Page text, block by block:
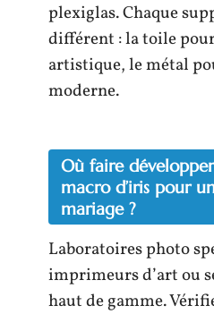
plexiglas. Chaque
différent : la toile
artistique, le métal
moderne.
Où faire
macro d’iris pour
mariage ?
Laboratoires photo
imprimeurs d’art ou
haut de gamme.